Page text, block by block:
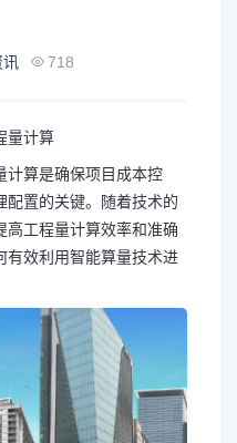
讯 718
量计算
计算是确保项目成本控
配置的关键。随着技术的
高工程量计算效率和准确
有效利用智能算量技术进